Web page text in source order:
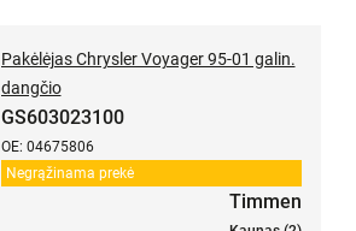
Negrąžinama prekė
Pakėlėjas Chrysler Voyager 95-01 galin.
dangčio
GS603023100
OE: 04675806
Timmen